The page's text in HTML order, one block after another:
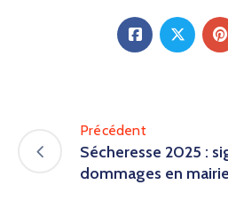
Précédent
Sécheresse 2025 :
dommages en mairie